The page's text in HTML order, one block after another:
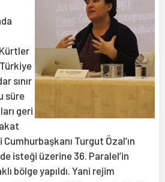
Türkiye
sınır
süre
geri
Turgut Özal’ın
isteği üzerine 36. Paralel’in
bölge yapıldı. Yani rejim